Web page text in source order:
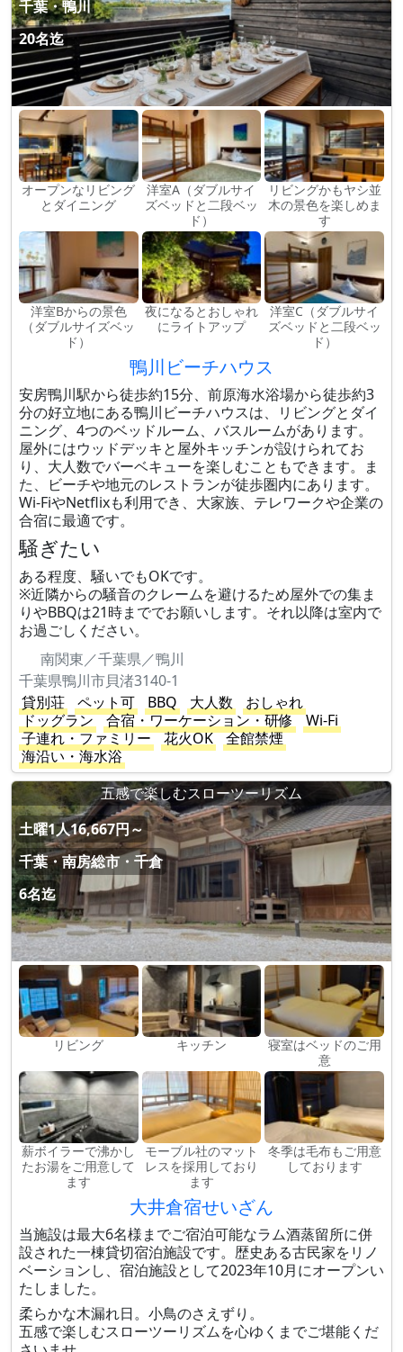
千葉・鴨川
20名迄
オープンなリビング
とダイニング
洋室A（ダブルサイ
ズベッドと二段ベッ
ド）
リビングかもヤシ並
木の景色を楽しめま
す
洋室Bからの景色
（ダブルサイズベッ
ド）
夜になるとおしゃれ
にライトアップ
洋室C（ダブルサイ
ズベッドと二段ベッ
ド）
鴨川ビーチハウス
安房鴨川駅から徒歩約15分、前原海水浴場から徒歩約3
分の好立地にある鴨川ビーチハウスは、リビングとダイ
ニング、4つのベッドルーム、バスルームがあります。
屋外にはウッドデッキと屋外キッチンが設けられてお
り、大人数でバーベキューを楽しむこともできます。ま
た、ビーチや地元のレストランが徒歩圏内にあります。
Wi-FiやNetflixも利用でき、大家族、テレワークや企業の
合宿に最適です。
騒ぎたい
ある程度、騒いでもOKです。
※近隣からの騒音のクレームを避けるため屋外での集ま
りやBBQは21時まででお願いします。それ以降は室内で
お過ごしください。
南関東／千葉県／鴨川
千葉県鴨川市貝渚3140-1
貸別荘
ペット可 BBQ 大人数
おしゃれ
ドッグラン
合宿・ワーケーション・研修
Wi-Fi
子連れ・ファミリー
花火OK
全館禁煙
海沿い・海水浴
五感で楽しむスローツーリズム
土曜1人16,667円～
千葉・南房総市・千倉
6名迄
リビング キッチン
寝室はベッドのご用
意
薪ボイラーで沸かし
たお湯をご用意して
ます
モーブル社のマット
レスを採用しており
ます
冬季は毛布もご用意
しております
大井倉宿せいざん
当施設は最大6名様までご宿泊可能なラム酒蒸留所に併
設された一棟貸切宿泊施設です。歴史ある古民家をリノ
ベーションし、宿泊施設として2023年10月にオープンい
たしました。
柔らかな木漏れ日。小鳥のさえずり。
五感で楽しむスローツーリズムを心ゆくまでご堪能くだ